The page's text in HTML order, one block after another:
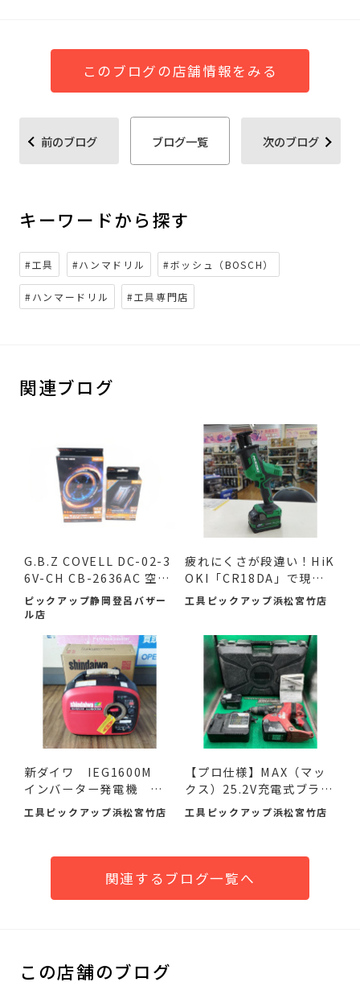
このブログの店舗情報をみる
前のブログ ブログ一覧 次のブログ
キーワードから探す
#工具 #ハンマドリル #ボッシュ（BOSCH）
#ハンマードリル #工具専門店
関連ブログ
G.B.Z COVELL DC-02-3
6V-CH CB-2636AC 空調
作業服...
ピックアップ静岡登呂バザー
ル店
疲れにくさが段違い！HiK
OKI「CR18DA」で現場
の作...
工具ピックアップ浜松宮竹店
新ダイワ IEG1600M
インバーター発電機 入
荷し...
工具ピックアップ浜松宮竹店
【プロ仕様】MAX（マッ
クス）25.2V充電式ブラシ
レ...
工具ピックアップ浜松宮竹店
関連するブログ一覧へ
この店舗のブログ